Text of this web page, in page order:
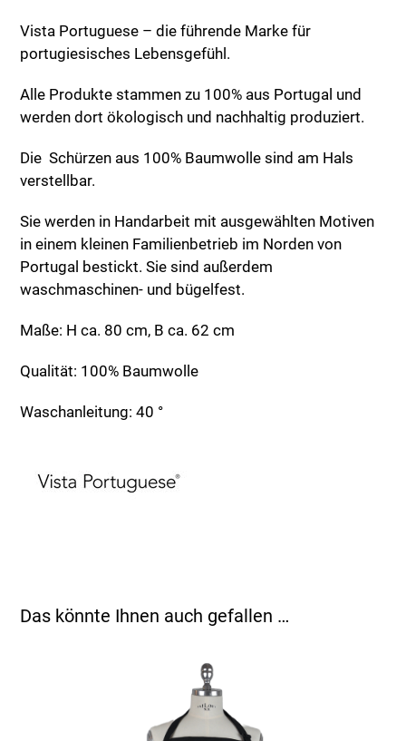
Vista Portuguese – die führende Marke für
portugiesisches Lebensgefühl.
Alle Produkte stammen zu 100% aus Portugal und
werden dort ökologisch und nachhaltig produziert.
Die Schürzen aus 100% Baumwolle sind am Hals
verstellbar.
Sie werden in Handarbeit mit ausgewählten Motiven
in einem kleinen Familienbetrieb im Norden von
Portugal bestickt. Sie sind außerdem
waschmaschinen- und bügelfest.
Maße: H ca. 80 cm, B ca. 62 cm
Qualität: 100% Baumwolle
Waschanleitung: 40 °
Das könnte Ihnen auch gefallen …